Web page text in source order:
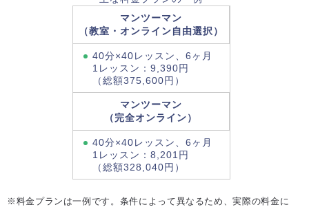
マンツーマン
（教室・オンライン自由選択）
40分×40レッスン、6ヶ月
1レッスン：9,390円
（総額375,600円）
マンツーマン
（完全オンライン）
40分×40レッスン、6ヶ月
1レッスン：8,201円
（総額328,040円）
※料金プランは一例です。条件によって異なるため、実際の料金に